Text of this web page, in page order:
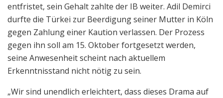
entfristet, sein Gehalt zahlte der IB weiter. Adil Demirci
durfte die Türkei zur Beerdigung seiner Mutter in Köln
gegen Zahlung einer Kaution verlassen. Der Prozess
gegen ihn soll am 15. Oktober fortgesetzt werden,
seine Anwesenheit scheint nach aktuellem
Erkenntnisstand nicht nötig zu sein.
„Wir sind unendlich erleichtert, dass dieses Drama auf